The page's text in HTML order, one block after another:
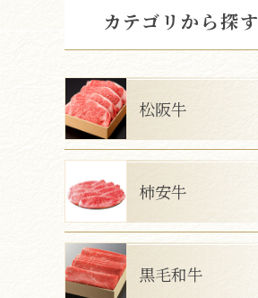
カテゴリから探す
松阪牛
柿安牛
黒毛和牛